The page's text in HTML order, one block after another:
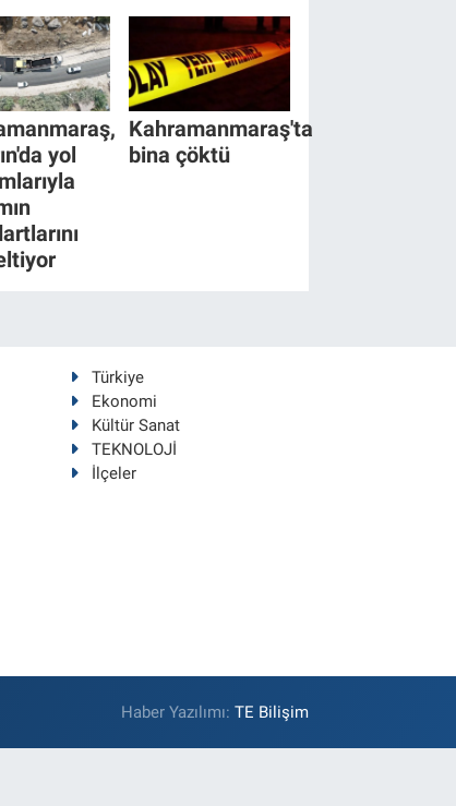
yol
Kahramanmaraş'ta
bina çöktü
Türkiye
Ekonomi
Kültür Sanat
TEKNOLOJİ
İlçeler
Haber Yazılımı:TE Bilişim